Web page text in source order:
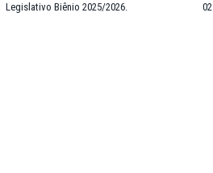
Legislativo Biênio 2025/2026.